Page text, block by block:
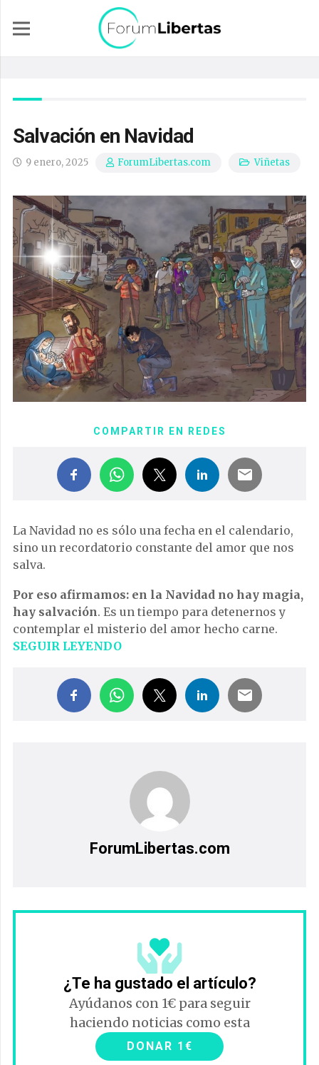
Salvación en Navidad
9 enero, 2025 ForumLibertas.com Viñetas
COMPARTIR EN REDES
La Navidad no es sólo una fecha en el calendario,
sino un recordatorio constante del amor que nos
salva.
Por eso afirmamos: en la Navidad no hay magia,
hay salvación. Es un tiempo para detenernos y
contemplar el misterio del amor hecho carne.
SEGUIR LEYENDO
ForumLibertas.com
¿Te ha gustado el artículo?
Ayúdanos con 1€ para seguir
haciendo noticias como esta
DONAR 1€